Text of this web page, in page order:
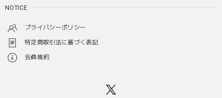
NOTICE
プライバシーポリシー
特定商取引法に基づく表記
会員規約